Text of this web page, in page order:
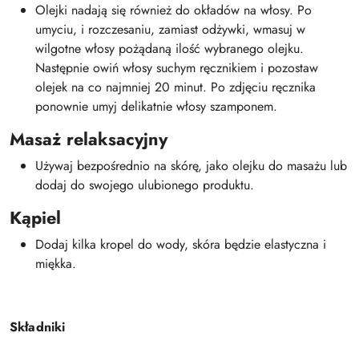
Olejki nadają się również do okładów na włosy. Po
umyciu, i rozczesaniu, zamiast odżywki, wmasuj w
wilgotne włosy pożądaną ilość wybranego olejku.
Następnie owiń włosy suchym ręcznikiem i pozostaw
olejek na co najmniej 20 minut. Po zdjęciu ręcznika
ponownie umyj delikatnie włosy szamponem.
Masaż relaksacyjny
Używaj bezpośrednio na skórę, jako olejku do masażu lub
dodaj do swojego ulubionego produktu.
Kąpiel
Dodaj kilka kropel do wody, skóra będzie elastyczna i
miękka.
Składniki